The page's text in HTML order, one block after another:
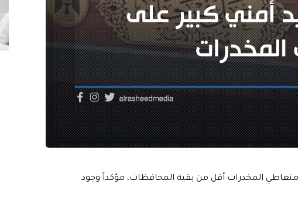
متعاطي المخدرات أقل من بقية المحافظات، مؤكداً وجود